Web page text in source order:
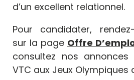
d’un excellent relationnel.
Pour candidater,
sur la page Offre
consultez nos
VTC aux Jeux Olympiques